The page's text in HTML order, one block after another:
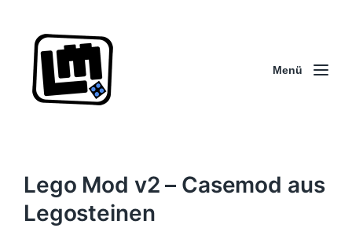
Menü
Lego Mod v2 – Casemod aus
Legosteinen